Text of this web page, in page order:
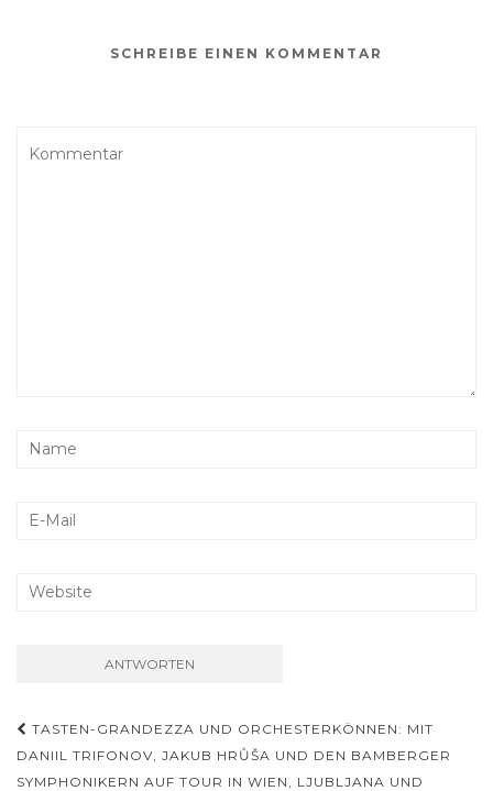
SCHREIBE EINEN KOMMENTAR
Beitrags-
Navigation
TASTEN-GRANDEZZA UND ORCHESTERKÖNNEN: MIT
DANIIL TRIFONOV, JAKUB HRŮŠA UND DEN BAMBERGER
SYMPHONIKERN AUF TOUR IN WIEN, LJUBLJANA UND